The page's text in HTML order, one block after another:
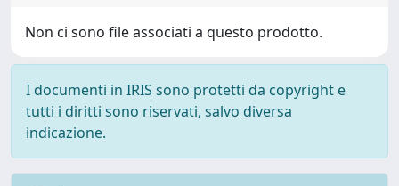
Non ci sono file associati a questo prodotto.
I documenti in IRIS sono protetti da copyright e
tutti i diritti sono riservati, salvo diversa
indicazione.